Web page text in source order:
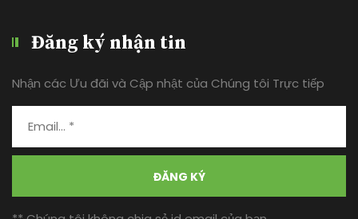
Đăng ký nhận tin
Nhận các Ưu đãi và Cập nhật của Chúng tôi Trực tiếp
ĐĂNG KÝ